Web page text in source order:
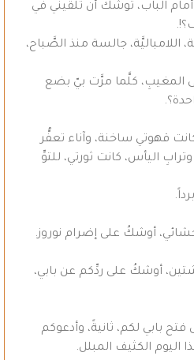
أمام الباب، توشك أن تلقيني في
اللامباليَّة، جالسة منذ الصَّباح،
المغيبِ، كلَّما مرَّت بيّ بضع
قهوتي ساخنة، وآناء تعفُّر
اليأس، كانت ثورتي، للتوِّ
أوشكُ على إضرام نوروز.
أوشكُ على ردِّكم عن بابي،
بابي لكم، ثانيةً، وأدعوكم
اليوم الكثيف المبلل.